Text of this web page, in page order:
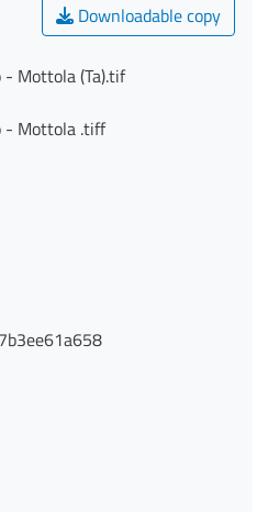
Downloadable copy
- Mottola (Ta).tif
- Mottola .tiff